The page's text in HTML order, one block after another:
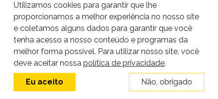
A irregularidade mais grave cometida pelo governador do
Utilizamos cookies para garantir que lhe
proporcionamos a melhor experiência no nosso site
e coletamos alguns dados para garantir que você
tenha acesso a nosso conteúdo e programas da
melhor forma possível. Para utilizar nosso site, você
deve aceitar nossa política de privacidade.
Eu aceito Não, obrigado